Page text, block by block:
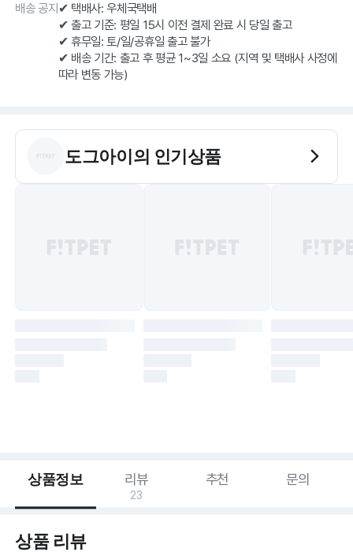
배송 공지 ✔ 택배사: 우체국택배
✔ 출고 기준: 평일 15시 이전 결제 완료 시 당일 출고
✔ 휴무일: 토/일/공휴일 출고 불가
✔ 배송 기간: 출고 후 평균 1~3일 소요 (지역 및 택배사 사정에
따라 변동 가능)
도그아이의 인기상품
상품정보 리뷰
23
추천 문의
상품 리뷰